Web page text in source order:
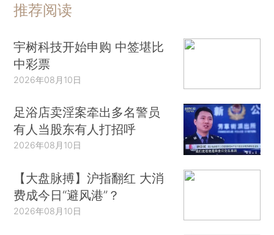
推荐阅读
宇树科技开始申购 中签堪比
中彩票
2026年08月10日
足浴店卖淫案牵出多名警员
有人当股东有人打招呼
2026年08月10日
【大盘脉搏】沪指翻红 大消
费成今日“避风港”？
2026年08月10日